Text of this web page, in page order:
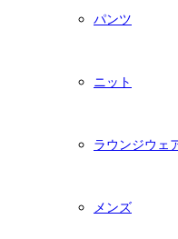
パンツ
ニット
ラウンジウェ
メンズ